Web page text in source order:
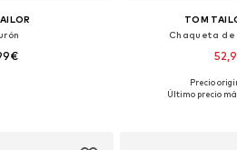
TOM
Chaqueta
Tallas disponibles:
Precio
Último precio